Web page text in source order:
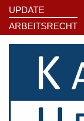
UPDATE
ARBEITSRECHT